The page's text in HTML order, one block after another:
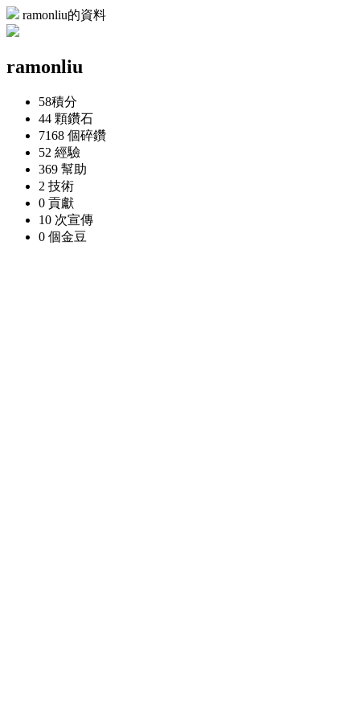
ramonliu的資料
ramonliu
58積分
44 顆鑽石
7168 個碎鑽
52 經驗
369 幫助
2 技術
0 貢獻
10 次宣傳
0 個金豆